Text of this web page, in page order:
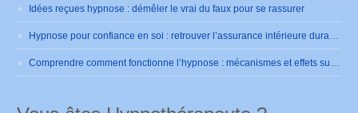
Idées reçues hypnose : démêler le vrai du faux pour se rassurer
Hypnose pour confiance en soi : retrouver l’assurance intérieure durablement
Comprendre comment fonctionne l’hypnose : mécanismes et effets sur le cerveau